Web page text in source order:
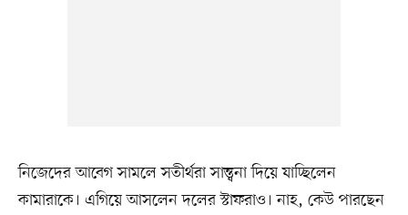
নিজেদের আবেগ সামলে সতীর্থরা সান্ত্বনা দিয়ে যাচ্ছিলেন
কামারাকে। এগিয়ে আসলেন দলের স্টাফরাও। নাহ, কেউ পারছেন